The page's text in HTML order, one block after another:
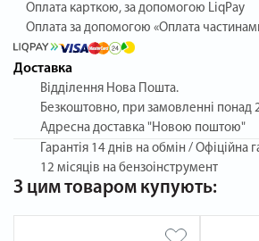
Оплата карткою, за допомогою LiqPay
Оплата за допомогою «Оплата
Доставка
Відділення Нова Пошта.
Безкоштовно, при замовленні понад
Адресна доставка "Новою поштою"
Гарантія 14 днів на обмін / Офіційна
12 місяців на бензоінструмент
З цим товаром купують: